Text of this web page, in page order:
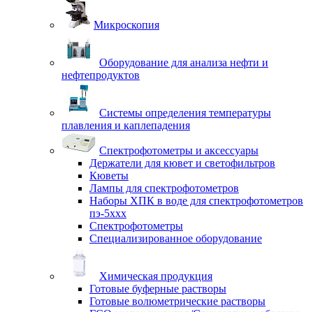
Микроскопия
Оборудование для анализа нефти и
нефтепродуктов
Системы определения температуры
плавления и каплепадения
Спектрофотометры и аксессуары
Держатели для кювет и светофильтров
Кюветы
Лампы для спектрофотометров
Наборы ХПК в воде для спектрофотометров
пэ-5ххх
Спектрофотометры
Специализированное оборудование
Химическая продукция
Готовые буферные растворы
Готовые волюметрические растворы